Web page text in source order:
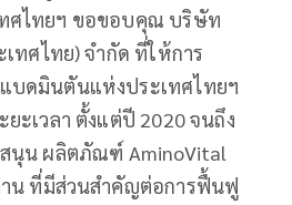
ศไทยฯ ขอขอบคุณ บริษัท
ทศไทย) จำกัด ที่ให้การ
บดมินตันแห่งประเทศไทยฯ
ะเวลา ตั้งแต่ปี 2020 จนถึง
นุน ผลิตภัณฑ์ AminoVital
าน ที่มีส่วนสำคัญต่อการฟื้นฟู